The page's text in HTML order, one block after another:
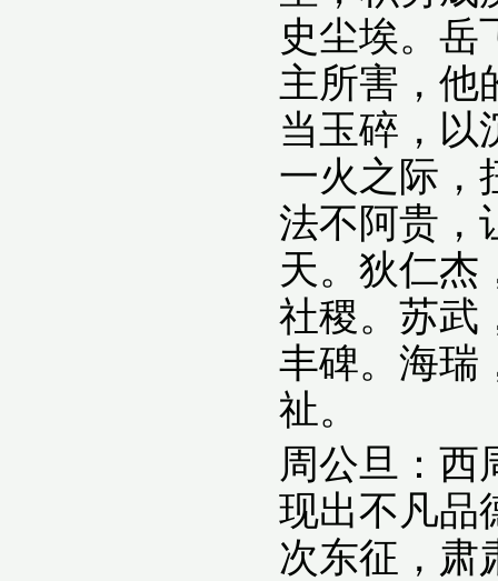
史尘埃。岳
主所害，他
当玉碎，以
一火之际，
法不阿贵，
天。狄仁杰
社稷。苏武
丰碑。海瑞
祉。
周公旦：西
现出不凡品
次东征，肃